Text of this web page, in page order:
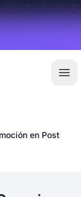
en Post